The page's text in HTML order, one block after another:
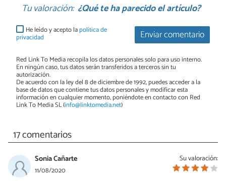
Tu valoración: ¿Qué te ha parecido el artículo?
Enviar comentario
He leído y acepto lapolítica de
privacidad
Red Link To Media recopila los datos personales solo para uso interno.
En ningún caso, tus datos serán transferidos a terceros sin tu
autorización.
De acuerdo con la ley del 8 de diciembre de 1992, puedes acceder a la
base de datos que contiene tus datos personales y modificar esta
información en cualquier momento, poniéndote en contacto con Red
Link To Media SL (info@linktomedia.net)
17 comentarios
Su valoración:
Sonia Cañarte
11/08/2020